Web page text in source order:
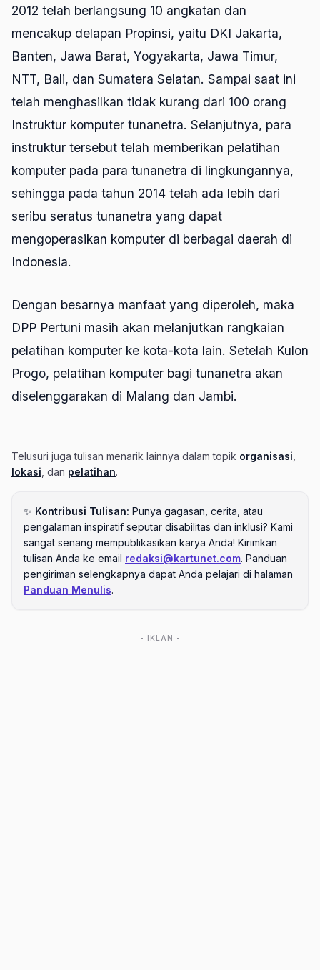
2012 telah berlangsung 10 angkatan dan
mencakup delapan Propinsi, yaitu DKI Jakarta,
Banten, Jawa Barat, Yogyakarta, Jawa Timur,
NTT, Bali, dan Sumatera Selatan. Sampai saat ini
telah menghasilkan tidak kurang dari 100 orang
Instruktur komputer tunanetra. Selanjutnya, para
instruktur tersebut telah memberikan pelatihan
komputer pada para tunanetra di lingkungannya,
sehingga pada tahun 2014 telah ada lebih dari
seribu seratus tunanetra yang dapat
mengoperasikan komputer di berbagai daerah di
Indonesia.
Dengan besarnya manfaat yang diperoleh, maka
DPP Pertuni masih akan melanjutkan rangkaian
pelatihan komputer ke kota-kota lain. Setelah Kulon
Progo, pelatihan komputer bagi tunanetra akan
diselenggarakan di Malang dan Jambi.
Telusuri juga tulisan menarik lainnya dalam topik organisasi
lokasi , dan pelatihan.
✨ Kontribusi Tulisan: Punya gagasan, cerita, atau
pengalaman inspiratif seputar disabilitas dan inklusi? Kami
sangat senang mempublikasikan karya Anda! Kirimkan
tulisan Anda ke email redaksi@kartunet.com. Panduan
pengiriman selengkapnya dapat Anda pelajari di halaman
Panduan Menulis.
- IKLAN -